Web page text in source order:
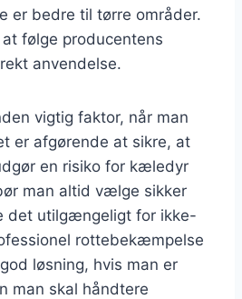
er bedre til tørre områder.
følge producentens
anvendelse.
vigtig faktor, når man
er afgørende at sikre, at
en risiko for kæledyr
man altid vælge sikker
det utilgængeligt for ikke-
rottebekæmpelse
løsning, hvis man er
man skal håndtere